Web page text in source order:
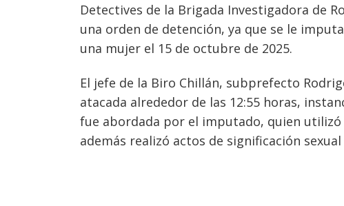
Detectives de la Brigada Investigadora de
una orden de detención, ya que se le
una mujer el 15 de octubre de 2025.
El jefe de la Biro Chillán, subprefecto
atacada alrededor de las 12:55 horas,
fue abordada por el imputado, quien
además realizó actos de significación
Navegación